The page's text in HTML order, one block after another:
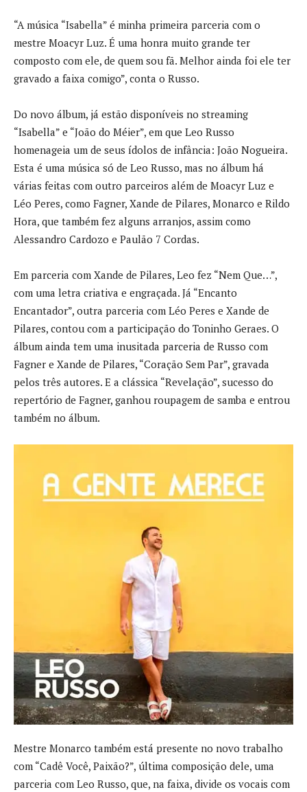
“A música “Isabella” é minha primeira parceria com o
mestre Moacyr Luz. É uma honra muito grande ter
composto com ele, de quem sou fã. Melhor ainda foi ele ter
gravado a faixa comigo”, conta o Russo.
Do novo álbum, já estão disponíveis no streaming
“Isabella” e “João do Méier”, em que Leo Russo
homenageia um de seus ídolos de infância: João Nogueira.
Esta é uma música só de Leo Russo, mas no álbum há
várias feitas com outro parceiros além de Moacyr Luz e
Léo Peres, como Fagner, Xande de Pilares, Monarco e Rildo
Hora, que também fez alguns arranjos, assim como
Alessandro Cardozo e Paulão 7 Cordas.
Em parceria com Xande de Pilares, Leo fez “Nem Que…”,
com uma letra criativa e engraçada. Já “Encanto
Encantador”, outra parceria com Léo Peres e Xande de
Pilares, contou com a participação do Toninho Geraes. O
álbum ainda tem uma inusitada parceria de Russo com
Fagner e Xande de Pilares, “Coração Sem Par”, gravada
pelos três autores. E a clássica “Revelação”, sucesso do
repertório de Fagner, ganhou roupagem de samba e entrou
também no álbum.
Mestre Monarco também está presente no novo trabalho
com “Cadê Você, Paixão?”, última composição dele, uma
parceria com Leo Russo, que, na faixa, divide os vocais com